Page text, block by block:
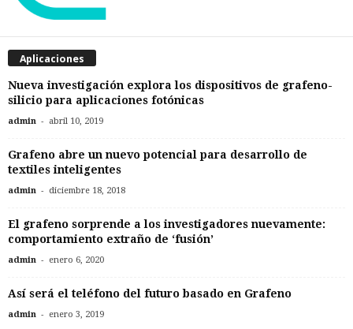
Aplicaciones
Nueva investigación explora los dispositivos de grafeno-
silicio para aplicaciones fotónicas
admin - abril 10, 2019
Grafeno abre un nuevo potencial para desarrollo de
textiles inteligentes
admin - diciembre 18, 2018
El grafeno sorprende a los investigadores nuevamente:
comportamiento extraño de ‘fusión’
admin - enero 6, 2020
Así será el teléfono del futuro basado en Grafeno
admin - enero 3, 2019